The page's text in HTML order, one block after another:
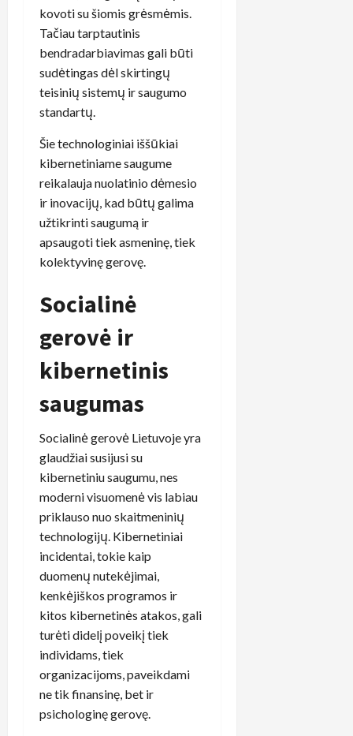
kovoti su šiomis grėsmėmis.
Tačiau tarptautinis
bendradarbiavimas gali būti
sudėtingas dėl skirtingų
teisinių sistemų ir saugumo
standartų.
Šie technologiniai iššūkiai
kibernetiniame saugume
reikalauja nuolatinio dėmesio
ir inovacijų, kad būtų galima
užtikrinti saugumą ir
apsaugoti tiek asmeninę, tiek
kolektyvinę gerovę.
Socialinė
gerovė ir
kibernetinis
saugumas
Socialinė gerovė Lietuvoje yra
glaudžiai susijusi su
kibernetiniu saugumu, nes
moderni visuomenė vis labiau
priklauso nuo skaitmeninių
technologijų. Kibernetiniai
incidentai, tokie kaip
duomenų nutekėjimai,
kenkėjiškos programos ir
kitos kibernetinės atakos, gali
turėti didelį poveikį tiek
individams, tiek
organizacijoms, paveikdami
ne tik finansinę, bet ir
psichologinę gerovę.